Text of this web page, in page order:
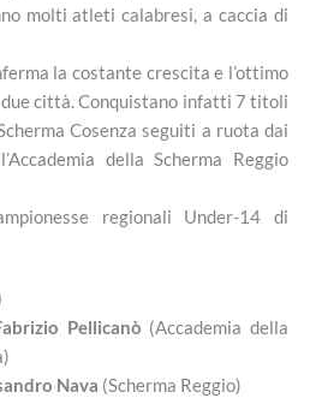
molti atleti calabresi, a caccia di
la costante crescita e l’ottimo
città. Conquistano infatti 7 titoli
Cosenza seguiti a ruota dai
della Scherma Reggio
regionali Under-14 di
Pellicanò (Accademia della
Nava (Scherma Reggio)